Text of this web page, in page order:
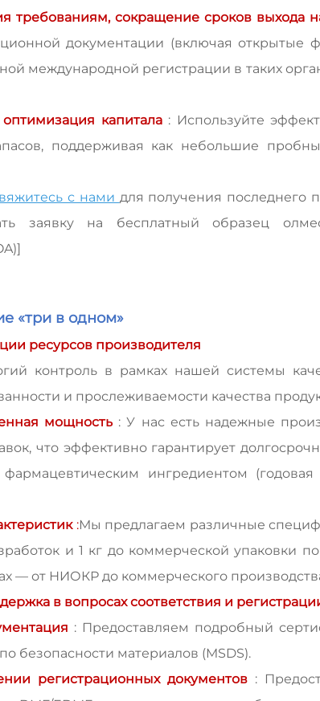
требованиям, сокращение сроков выхода
документации (включая открытые
международной регистрации в таких
оптимизация капитала : Используйте
поддерживая как небольшие
с нами для получения последнего
заявку на бесплатный образец
«три в одном»
ресурсов производителя
контроль в рамках нашей системы
и прослеживаемости качества
мощность : У нас есть надежные
что эффективно гарантирует
ингредиентом
:Мы предлагаем различные
и 1 кг до коммерческой упаковки
— от НИОКР до коммерческого
в вопросах соответствия и
: Предоставляем подробный
безопасности материалов (MSDS).
регистрационных документов :